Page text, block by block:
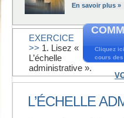
En savoir plus »
Cliquez
cours
EXERCICE
>> 1. Lisez «
L’échelle
administrative ».
L’ÉCHELLE